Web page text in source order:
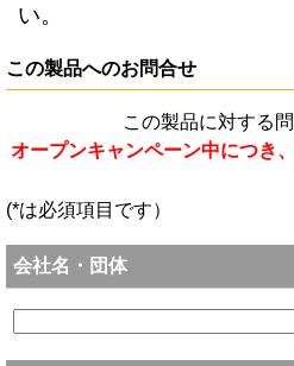
い。
この製品へのお問合せ
この製品に対する
オープンキャンペーン中につき
(*は必須項目です）
会社名・団体